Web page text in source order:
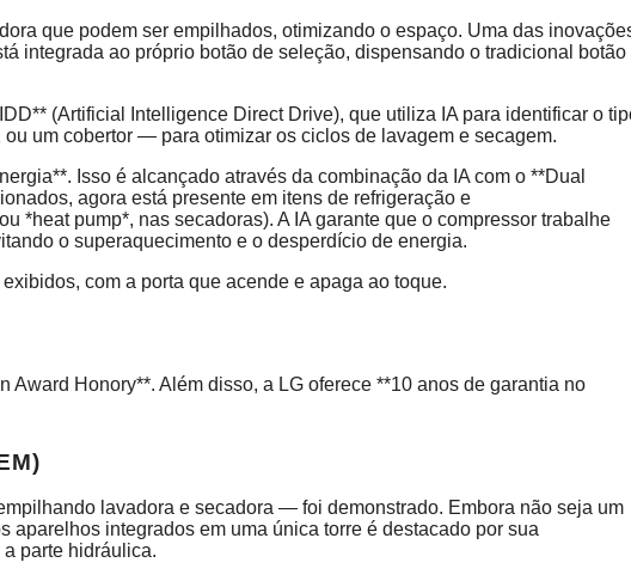
que podem ser empilhados, otimizando o espaço. Uma das
integrada ao próprio botão de seleção, dispensando o tradicional botão
(Artificial Intelligence Direct Drive), que utiliza IA para identificar o
um cobertor — para otimizar os ciclos de lavagem e secagem.
Isso é alcançado através da combinação da IA com o **Dual
agora está presente em itens de refrigeração e
*heat pump*, nas secadoras). A IA garante que o compressor trabalhe
o superaquecimento e o desperdício de energia.
com a porta que acende e apaga ao toque.
Award Honory**. Além disso, a LG oferece **10 anos de garantia no
lavadora e secadora — foi demonstrado. Embora não seja um
aparelhos integrados em uma única torre é destacado por sua
parte hidráulica.